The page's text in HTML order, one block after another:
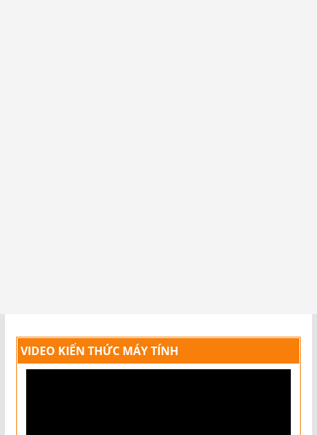
VIDEO KIẾN THỨC MÁY TÍNH